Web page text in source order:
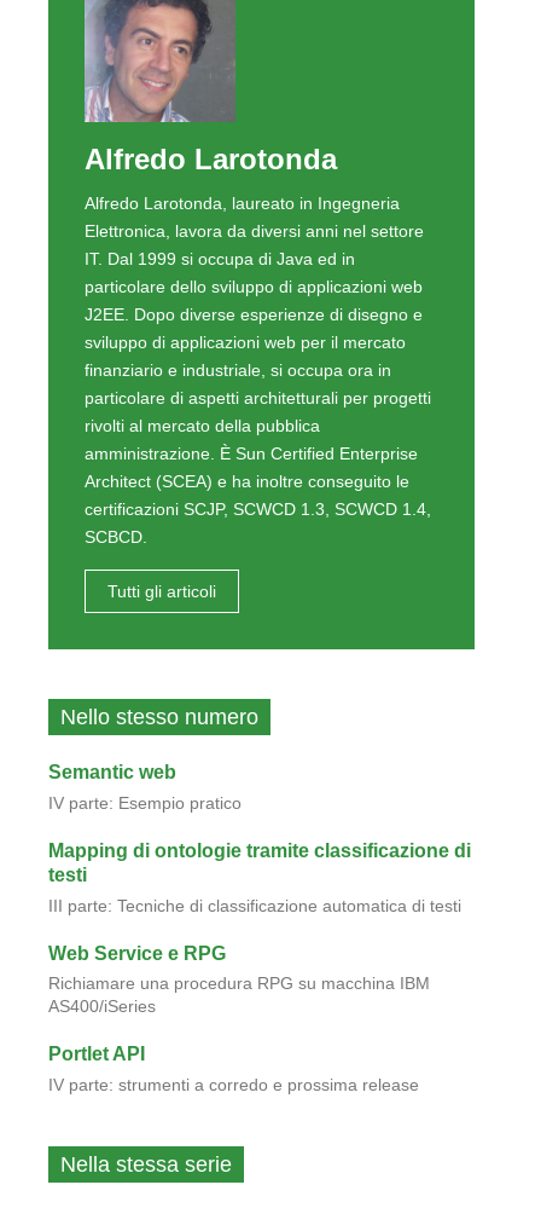
Alfredo Larotonda
Alfredo Larotonda, laureato in Ingegneria
Elettronica, lavora da diversi anni nel settore
IT. Dal 1999 si occupa di Java ed in
particolare dello sviluppo di applicazioni web
J2EE. Dopo diverse esperienze di disegno e
sviluppo di applicazioni web per il mercato
finanziario e industriale, si occupa ora in
particolare di aspetti architetturali per progetti
rivolti al mercato della pubblica
amministrazione. È Sun Certified Enterprise
Architect (SCEA) e ha inoltre conseguito le
certificazioni SCJP, SCWCD 1.3, SCWCD 1.4,
SCBCD.
Tutti gli articoli
Nello stesso numero
Semantic web
IV parte: Esempio pratico
Mapping di ontologie tramite classificazione di
testi
III parte: Tecniche di classificazione automatica di testi
Web Service e RPG
Richiamare una procedura RPG su macchina IBM
AS400/iSeries
Portlet API
IV parte: strumenti a corredo e prossima release
Nella stessa serie